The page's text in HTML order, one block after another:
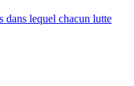
dans lequel chacun lutte